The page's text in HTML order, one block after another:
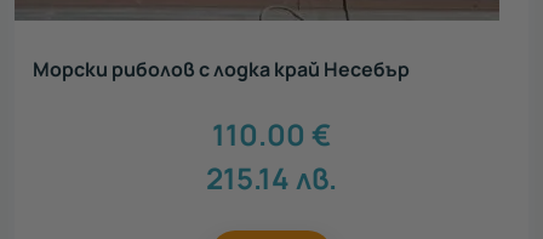
Морски риболов с лодка край Несебър
110.00 €
215.14лв.